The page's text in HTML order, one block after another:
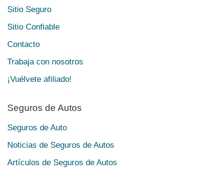
Sitio Seguro
Sitio Confiable
Contacto
Trabaja con nosotros
¡Vuélvete afiliado!
Seguros de Autos
Seguros de Auto
Noticias de Seguros de Autos
Artículos de Seguros de Autos